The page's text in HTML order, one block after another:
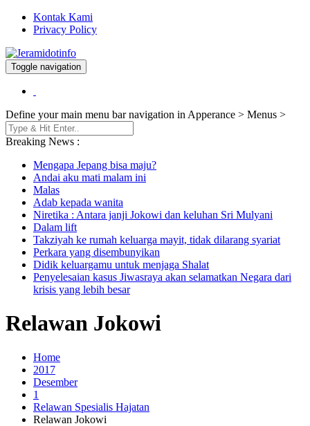
Kontak Kami
Privacy Policy
Jeramidotinfo
Berita dan Informasi Terkini
Toggle navigation
Define your main menu bar navigation in Apperance > Menus >
Breaking News :
Mengapa Jepang bisa maju?
Andai aku mati malam ini
Malas
Adab kepada wanita
Niretika : Antara janji Jokowi dan keluhan Sri Mulyani
Dalam lift
Takziyah ke rumah keluarga mayit, tidak dilarang syariat
Perkara yang disembunyikan
Didik keluargamu untuk menjaga Shalat
Penyelesaian kasus Jiwasraya akan selamatkan Negara dari
krisis yang lebih besar
Relawan Jokowi
Home
2017
Desember
1
Relawan Spesialis Hajatan
Relawan Jokowi